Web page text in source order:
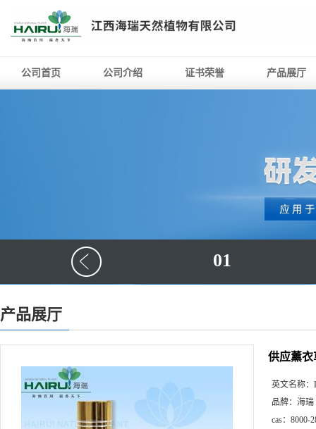
公司首页 公司介绍 证书荣誉 产品展厅
01
产品展厅
供应薰衣
英文名称：
品牌： 海瑞
cas： 8000-